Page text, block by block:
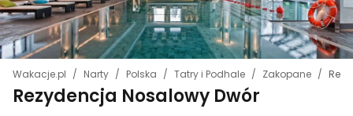
Wakacje.pl Narty Polska Tatry i Podhale Zakopane
Rezydencja Nosalowy Dwór